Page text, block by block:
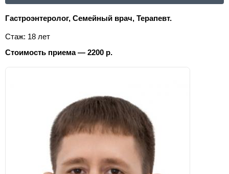
Гастроэнтеролог, Семейный врач, Терапевт.
Стаж: 18 лет
Стоимость приема — 2200 р.